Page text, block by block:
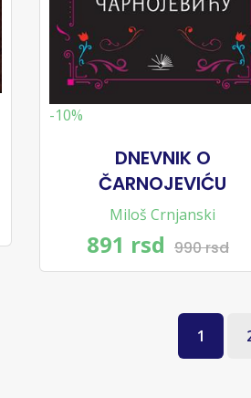
-10%
DNEVNIK O
ČARNOJEVIĆU
Miloš Crnjanski
891 rsd 990 rsd
1